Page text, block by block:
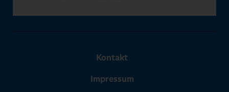
Kontakt
Impressum